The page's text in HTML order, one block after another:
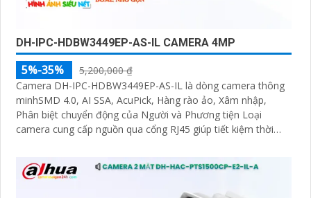
DH-IPC-HDBW3449EP-AS-IL CAMERA 4MP
5%-35%
5,200,000 ₫
Camera DH-IPC-HDBW3449EP-AS-IL là dòng camera thông
minhSMD 4.0, AI SSA, AcuPick, Hàng rào ảo, Xâm nhập,
Phân biệt chuyển động của Người và Phương tiện Loại
camera cung cấp nguồn qua cổng RJ45 giúp tiết kiệm thời